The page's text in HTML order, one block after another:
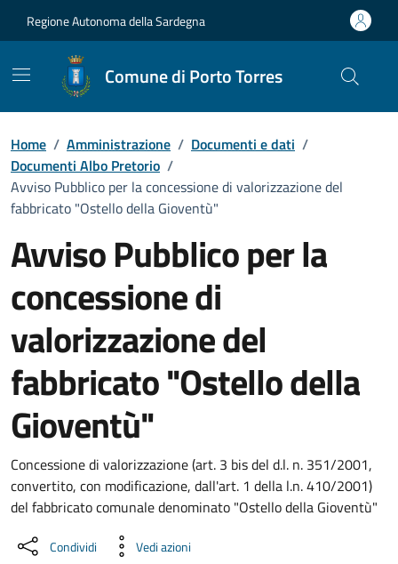
Regione Autonoma della Sardegna
Comune di Porto Torres
Home / Amministrazione / Documenti e dati /
Documenti Albo Pretorio /
Avviso Pubblico per la concessione di valorizzazione del
fabbricato "Ostello della Gioventù"
Avviso Pubblico per la
concessione di
valorizzazione del
fabbricato "Ostello della
Gioventù"
Dettaglio del documento
Concessione di valorizzazione (art. 3 bis del d.l. n. 351/2001,
convertito, con modificazione, dall'art. 1 della l.n. 410/2001)
del fabbricato comunale denominato "Ostello della Gioventù"
Condividi Vedi azioni